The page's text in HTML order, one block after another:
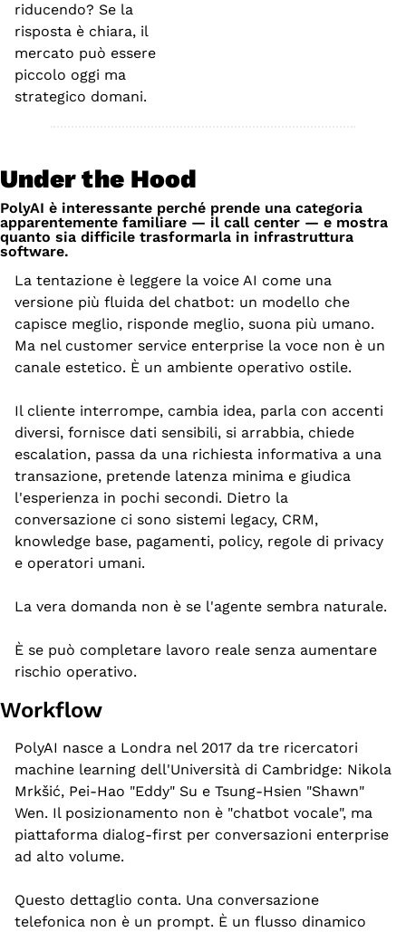
riducendo? Se la
risposta è chiara, il
mercato può essere
piccolo oggi ma
strategico domani.
Under the Hood
PolyAI è interessante perché prende una categoria
apparentemente familiare — il call center — e mostra
quanto sia difficile trasformarla in infrastruttura
software.
La tentazione è leggere la voice AI come una
versione più fluida del chatbot: un modello che
capisce meglio, risponde meglio, suona più umano.
Ma nel customer service enterprise la voce non è un
canale estetico. È un ambiente operativo ostile.
Il cliente interrompe, cambia idea, parla con accenti
diversi, fornisce dati sensibili, si arrabbia, chiede
escalation, passa da una richiesta informativa a una
transazione, pretende latenza minima e giudica
l'esperienza in pochi secondi. Dietro la
conversazione ci sono sistemi legacy, CRM,
knowledge base, pagamenti, policy, regole di privacy
e operatori umani.
La vera domanda non è se l'agente sembra naturale.
È se può completare lavoro reale senza aumentare
rischio operativo.
Workflow
PolyAI nasce a Londra nel 2017 da tre ricercatori
machine learning dell'Università di Cambridge: Nikola
Mrkšić, Pei-Hao "Eddy" Su e Tsung-Hsien "Shawn"
Wen. Il posizionamento non è "chatbot vocale", ma
piattaforma dialog-first per conversazioni enterprise
ad alto volume.
Questo dettaglio conta. Una conversazione
telefonica non è un prompt. È un flusso dinamico